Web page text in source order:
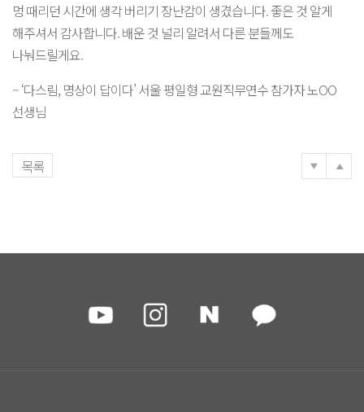
멍 때리던 시간에 생각 버리기 장난감이 생겼습니다. 좋은 것 알게
해주셔서 감사합니다. 배운 것 널리 알려서 다른 분들께도
나눠드릴게요.
– ‘다스림, 명상이 답이다’ 서울 평일형 교원직무연수 참가자 노OO
선생님
목록